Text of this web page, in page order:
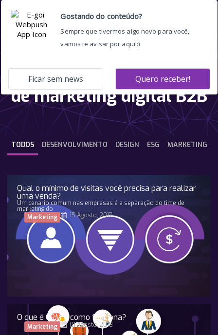
como aplicar tendências
de marketing digital B2B
DESENVOLVIMENTO DESIGN ESG MARKETING
TODOS
Qual o mínimo de visitas você precisa para realizar
uma venda?
Um cenário comum nas empresas é a separação do time de
marketing do
Marketing
15 Agosto, 2017
O que é CRM e como funciona?
Marketing 01 Agosto, 2018